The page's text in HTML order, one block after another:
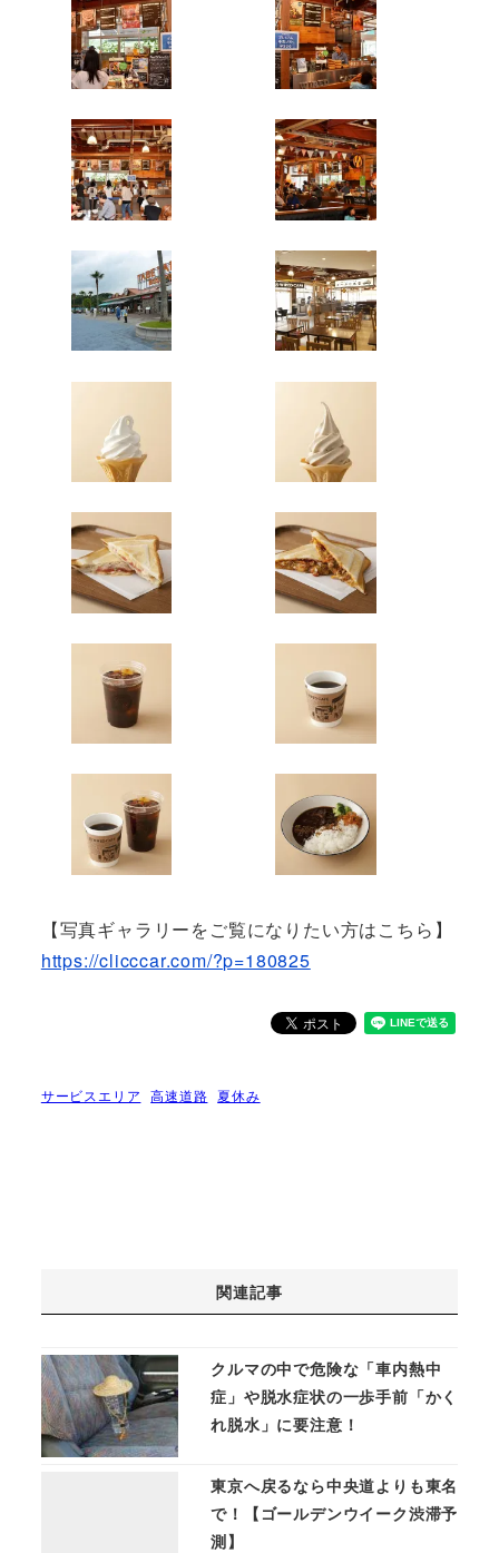
【写真ギャラリーをご覧になりたい方はこちら】
https://clicccar.com/?p=180825
サービスエリア 高速道路 夏休み
関連記事
クルマの中で危険な「車内熱中
症」や脱水症状の一歩手前「かく
れ脱水」に要注意！
東京へ戻るなら中央道よりも東名
で！【ゴールデンウイーク渋滞予
測】